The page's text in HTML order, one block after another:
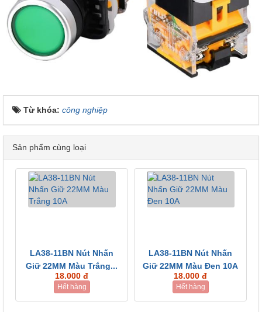
Từ khóa: công nghiệp
Sản phẩm cùng loại
LA38-11BN Nút Nhấn
Giữ 22MM Màu Trắng...
18.000 đ
Hết hàng
LA38-11BN Nút Nhấn
Giữ 22MM Màu Đen 10A
18.000 đ
Hết hàng